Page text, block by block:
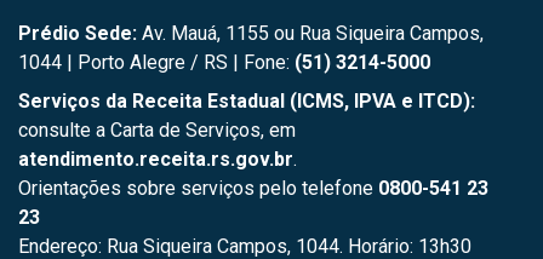
Prédio Sede: Av. Mauá, 1155 ou Rua Siqueira Campos,
1044 | Porto Alegre / RS | Fone: (51) 3214-5000
Serviços da Receita Estadual (ICMS, IPVA e ITCD):
consulte a Carta de Serviços, em
atendimento.receita.rs.gov.br.
Orientações sobre serviços pelo telefone 0800-541 23
23
Endereço: Rua Siqueira Campos, 1044. Horário: 13h30